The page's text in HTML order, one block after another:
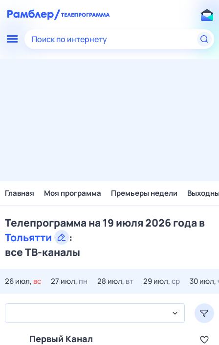
Поиск по интернету
Главная Моя программа Премьеры недели
Телепрограмма на 19 июля 2026 года в
Тольятти
:
все ТВ-каналы
26 июл, вс 27 июл, пн 28 июл, вт 29 июл,ср 30 июл,
Первый Канал